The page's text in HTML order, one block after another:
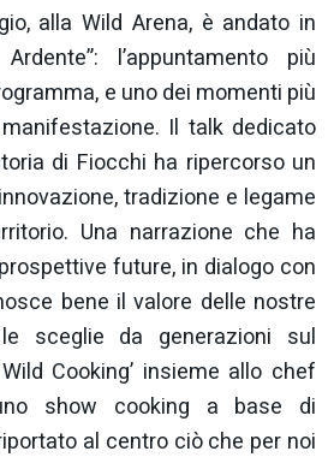
alla Wild Arena, è andato in
l’appuntamento più
e uno dei momenti più
Il talk dedicato
di Fiocchi ha ripercorso un
tradizione e legame
Una narrazione che ha
future, in dialogo con
bene il valore delle nostre
sceglie da generazioni sul
Cooking’ insieme allo chef
show cooking a base di
al centro ciò che per noi